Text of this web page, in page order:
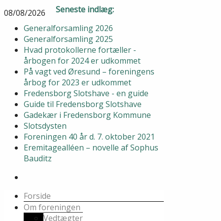
08/08/2026
Seneste indlæg:
Generalforsamling 2026
Generalforsamling 2025
Hvad protokollerne fortæller -
årbogen for 2024 er udkommet
På vagt ved Øresund – foreningens
årbog for 2023 er udkommet
Fredensborg Slotshave - en guide
Guide til Fredensborg Slotshave
Gadekær i Fredensborg Kommune
Slotsdysten
Foreningen 40 år d. 7. oktober 2021
Eremitagealléen – novelle af Sophus
Bauditz
Forside
Om foreningen
Vedtægter